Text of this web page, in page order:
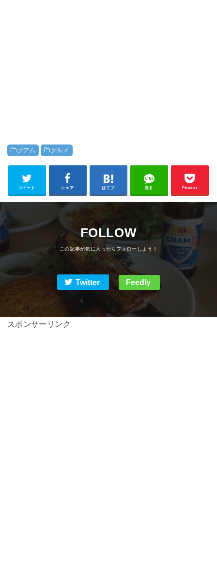
グアム グルメ
ツイート シェア はてブ 送る Pocket
FOLLOW
Twitter Feedly
スポンサーリンク